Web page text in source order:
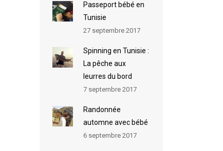
Passeport bébé en
Tunisie
27 septembre 2017
Spinning en Tunisie :
La pêche aux
leurres du bord
7 septembre 2017
Randonnée
automne avec bébé
6 septembre 2017